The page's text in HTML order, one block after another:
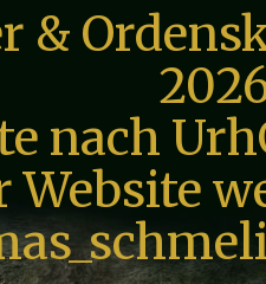
&
nach
Website